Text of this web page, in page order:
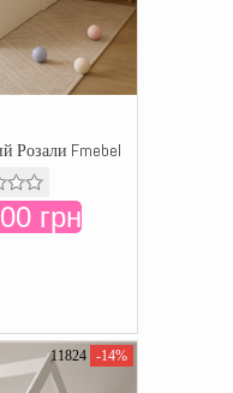
Розали Fmebel
грн
11824 -14%